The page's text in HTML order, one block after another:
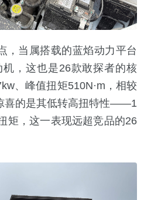
当属搭载的蓝焰动力平台
，这也是26款敢探者的核
、峰值扭矩510N·m，相较
喜的是其低转高扭特性——1
矩，这一表现远超竞品的26